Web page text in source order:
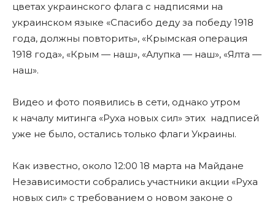
цветах украинского флага с надписями на
украинском языке «Спасибо деду за победу 1918
года, должны повторить», «Крымская операция
1918 года», «Крым — наш», «Алупка — наш», «Ялта —
наш».
Видео и фото появились в сети, однако утром
к началу митинга «Руха новых сил» этих надписей
уже не было, остались только флаги Украины.
Как известно, около 12:00 18 марта на Майдане
Независимости собрались участники акции «Руха
новых сил» с требованием о новом законе о